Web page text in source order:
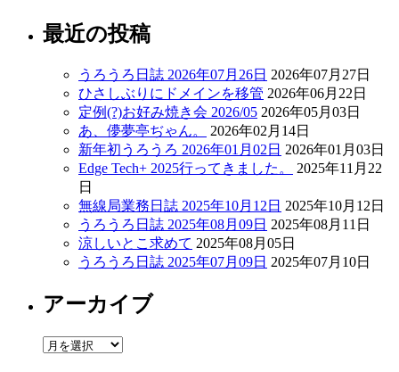
最近の投稿
うろうろ日誌 2026年07月26日 2026年07月27日
ひさしぶりにドメインを移管 2026年06月22日
定例(?)お好み焼き会 2026/05 2026年05月03日
あ、儚夢亭ぢゃん。
2026年02月14日
新年初うろうろ 2026年01月02日 2026年01月03日
Edge Tech+ 2025行ってきました。
2025年11月22
日
無線局業務日誌 2025年10月12日 2025年10月12日
うろうろ日誌 2025年08月09日 2025年08月11日
涼しいとこ求めて 2025年08月05日
うろうろ日誌 2025年07月09日 2025年07月10日
アーカイブ
ア